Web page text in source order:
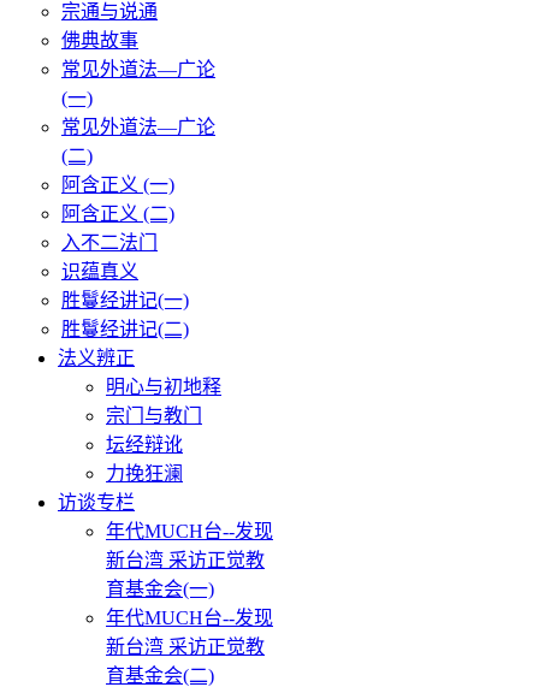
宗通与说通
佛典故事
常见外道法—广论
(一)
常见外道法—广论
(二)
阿含正义 (一)
阿含正义 (二)
入不二法门
识蕴真义
胜鬘经讲记(一)
胜鬘经讲记(二)
法义辨正
明心与初地释
宗门与教门
坛经辩讹
力挽狂澜
访谈专栏
年代MUCH台--发现
新台湾 采访正觉教
育基金会(一)
年代MUCH台--发现
新台湾 采访正觉教
育基金会(二)